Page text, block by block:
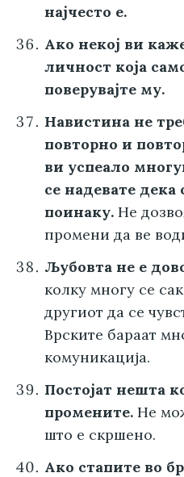
најчесто е.
Ако некој ви
личност која
поверувајте му.
Навистина не
повторно и
ви успеало
се надевате дека
поинаку. Не
промени да ве
Љубовта не е
колку многу се
другиот да се
Врските бараат
комуникација.
Постојат нешта
промените. Не
што е скршено.
Ако стапите во